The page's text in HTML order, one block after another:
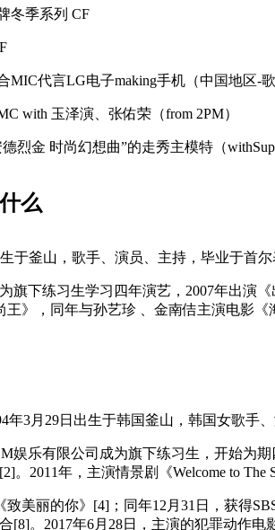
冬季系列 CF
MIC代言LG电子making手机（中国地区-歌
with 玉泽演、张佑荣（from 2PM）
烈金 时尚幻想曲”的走秀主模特（
么
于釜山，歌手、演员、主持，毕业于首尔
旗下练习生学习四年演艺，2007年出演
》，同年与孙艺珍 、金南佶主演电影《
年3月29日出生于韩国釜山，韩国女歌手
娱乐有限公司成为旗下练习生，开始为
。2011年，主演情景剧《Welcome to The
致美丽的你》[4]；同年12月31日，获得
[8]。2017年6月28日，主演的犯罪动作电